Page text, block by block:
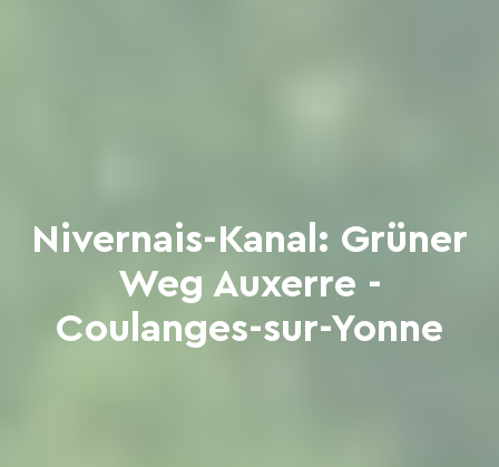
Nivernais-Kanal: Grüner
Weg Auxerre -
Coulanges-sur-Yonne